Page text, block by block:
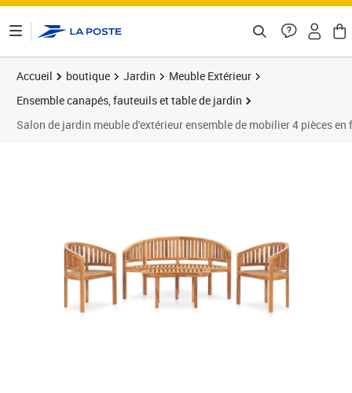
Accueil boutique Jardin
Meuble Extérieur
Ensemble canapés, fauteuils et table de jardin
Salon de jardin meuble d'extérieur ensemble de mobilier 4 pièces